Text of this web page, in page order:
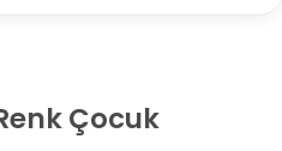
Çocuk